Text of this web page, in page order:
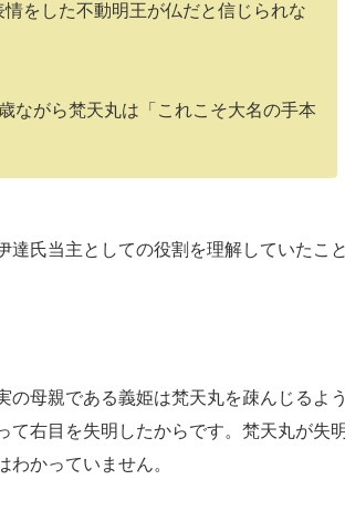
をした不動明王が仏だと信じられな
ながら梵天丸は「これこそ大名の手本
氏当主としての役割を理解していたこ
母親である義姫は梵天丸を疎んじるよ
て右目を失明したからです。梵天丸が失
かっていません。